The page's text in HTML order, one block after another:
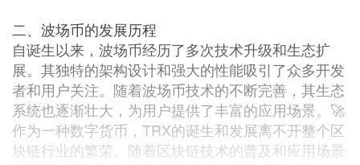
二、波场币的发展历程
自诞生以来，波场币经历了多次技术升级和生态扩
展。其独特的架构设计和强大的性能吸引了众多开发
者和用户关注。随着波场币技术的不断完善，其生态
系统也逐渐壮大，为用户提供了丰富的应用场景。🚀
作为一种数字货币，TRX的诞生和发展离不开整个区
块链行业的繁荣。随着区块链技术的普及和应用场景